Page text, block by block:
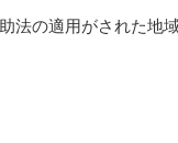
の適用がされた地